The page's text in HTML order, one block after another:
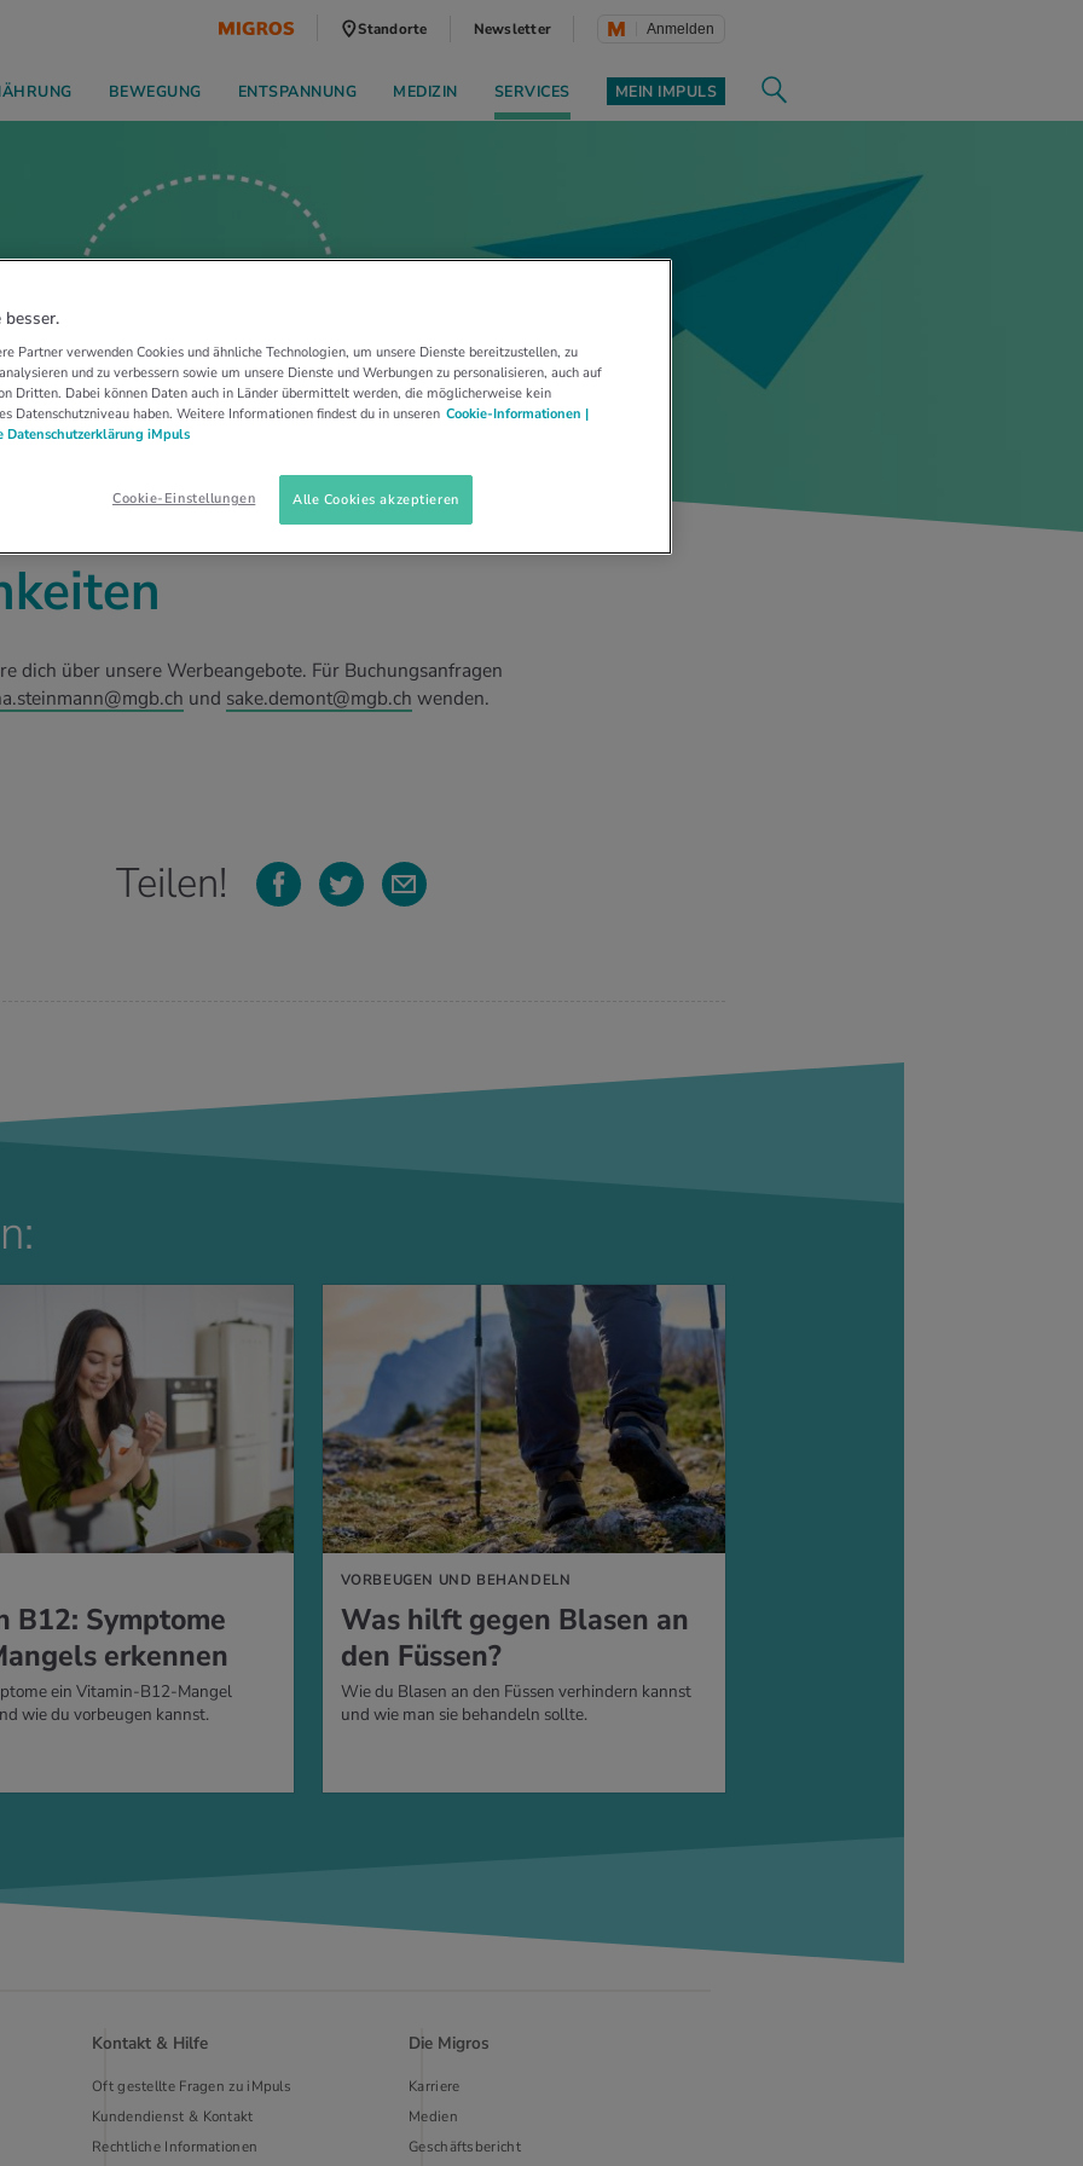
Standorte Newsletter Anmelden
BEWEGUNG ENTSPANNUNG MEDIZIN SERVICES MEIN IMPULS
dich über unsere Werbeangebote. Für Buchungsanfragen
und sake.demont@mgb.ch wenden.
Teilen!
B12: Symptome
erkennen
ein Vitamin-B12-Mangel
wie du vorbeugen kannst.
VORBEUGEN UND BEHANDELN
Was hilft gegen Blasen an
den Füssen?
Wie du Blasen an den Füssen verhindern kannst
und wie man sie behandeln sollte.
Kontakt & Hilfe
Oft gestellte Fragen zu iMpuls
Kundendienst & Kontakt
Rechtliche Informationen
Die Migros
Karriere
Medien
Geschäftsbericht
besser.
Partner verwenden Cookies und ähnliche Technologien, um unsere Dienste bereitzustellen, zu
und zu verbessern sowie um unsere Dienste und Werbungen zu personalisieren, auch auf
Dritten. Dabei können Daten auch in Länder übermittelt werden, die möglicherweise kein
Datenschutzniveau haben. Weitere Informationen findest du in unseren Cookie-Informationen |
Datenschutzerklärung iMpuls
Cookie-Einstellungen Alle Cookies akzeptieren